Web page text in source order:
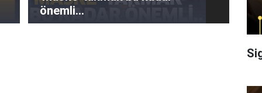
önemli...